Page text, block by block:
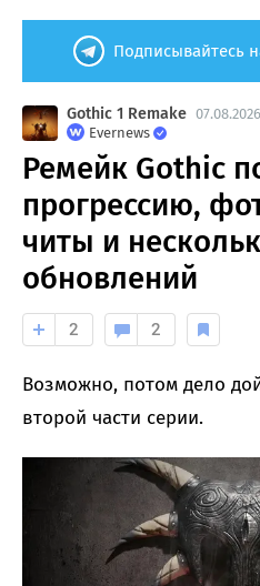
Подписывайтесь
Gothic 1 Remake
Evernews
Ремейк Gothic
прогрессию,
читы и
обновлений
2 2
Возможно, потом дело
второй части серии.